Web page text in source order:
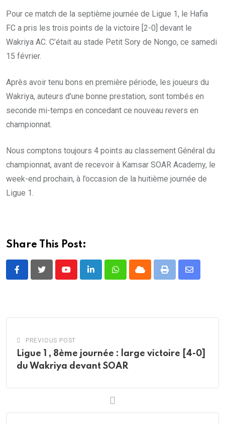
Pour ce match de la septième journée de Ligue 1, le Hafia
FC a pris les trois points de la victoire [2-0] devant le
Wakriya AC. C’était au stade Petit Sory de Nongo, ce samedi
15 février.
Après avoir tenu bons en première période, les joueurs du
Wakriya, auteurs d’une bonne prestation, sont tombés en
seconde mi-temps en concedant ce nouveau revers en
championnat.
Nous comptons toujours 4 points au classement Général du
championnat, avant de recevoir à Kamsar SOAR Academy, le
week-end prochain, à l’occasion de la huitième journée de
Ligue 1.
Share This Post:
YoutubeLinkedInWhatsappCloud Print
Share
PREVIOUS POST
Ligue 1 , 8ème journée : large victoire [4-0]
du Wakriya devant SOAR